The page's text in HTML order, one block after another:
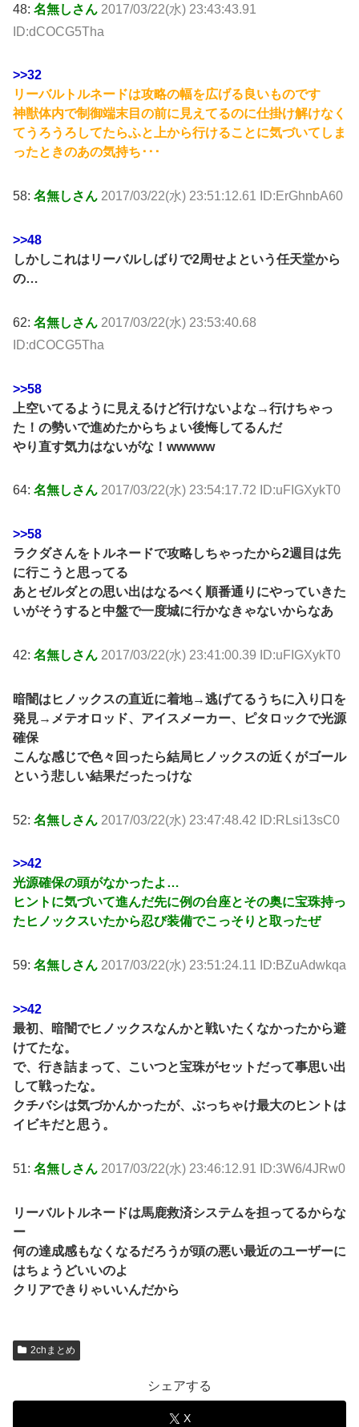
48: 名無しさん 2017/03/22(水) 23:43:43.91
ID:dCOCG5Tha
>>32
リーバルトルネードは攻略の幅を広げる良いものです
神獣体内で制御端末目の前に見えてるのに仕掛け解けなく
てうろうろしてたらふと上から行けることに気づいてしま
ったときのあの気持ち･･･
58: 名無しさん 2017/03/22(水) 23:51:12.61 ID:ErGhnbA60
>>48
しかしこれはリーバルしばりで2周せよという任天堂から
の…
62: 名無しさん 2017/03/22(水) 23:53:40.68
ID:dCOCG5Tha
>>58
上空いてるように見えるけど行けないよな→行けちゃっ
た！の勢いで進めたからちょい後悔してるんだ
やり直す気力はないがな！wwwww
64: 名無しさん 2017/03/22(水) 23:54:17.72 ID:uFIGXykT0
>>58
ラクダさんをトルネードで攻略しちゃったから2週目は先
に行こうと思ってる
あとゼルダとの思い出はなるべく順番通りにやっていきた
いがそうすると中盤で一度城に行かなきゃないからなあ
42: 名無しさん 2017/03/22(水) 23:41:00.39 ID:uFIGXykT0
暗闇はヒノックスの直近に着地→逃げてるうちに入り口を
発見→メテオロッド、アイスメーカー、ピタロックで光源
確保
こんな感じで色々回ったら結局ヒノックスの近くがゴール
という悲しい結果だったっけな
52: 名無しさん 2017/03/22(水) 23:47:48.42 ID:RLsi13sC0
>>42
光源確保の頭がなかったよ…
ヒントに気づいて進んだ先に例の台座とその奥に宝珠持っ
たヒノックスいたから忍び装備でこっそりと取ったぜ
59: 名無しさん 2017/03/22(水) 23:51:24.11 ID:BZuAdwkqa
>>42
最初、暗闇でヒノックスなんかと戦いたくなかったから避
けてたな。
で、行き詰まって、こいつと宝珠がセットだって事思い出
して戦ったな。
クチバシは気づかんかったが、ぶっちゃけ最大のヒントは
イビキだと思う。
51: 名無しさん 2017/03/22(水) 23:46:12.91 ID:3W6/4JRw0
リーバルトルネードは馬鹿救済システムを担ってるからな
ー
何の達成感もなくなるだろうが頭の悪い最近のユーザーに
はちょうどいいのよ
クリアできりゃいいんだから
2chまとめ
シェアする
X